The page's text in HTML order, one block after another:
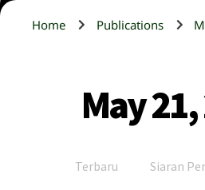
Home Publications
May
Terbaru Siaran